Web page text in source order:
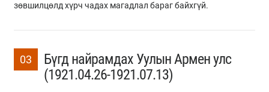
зөвшилцөлд хүрч чадах магадлал бараг байхгүй.
03
Бүгд найрамдах Уулын Армен улс
(1921.04.26-1921.07.13)